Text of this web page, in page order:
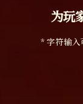
为玩
* 字符输